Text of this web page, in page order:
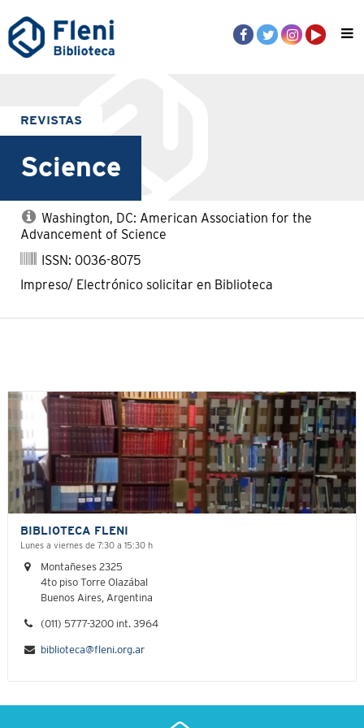
REVISTAS
Science
Washington, DC: American Association for the
Advancement of Science
ISSN: 0036-8075
Impreso/ Electrónico solicitar en Biblioteca
BIBLIOTECA FLENI
Lunes a viernes de 7:30 a 15:30 h
Montañeses 2325
4to piso Torre Olazábal
Buenos Aires, Argentina
(011) 5777-3200 int. 3964
biblioteca@fleni.org.ar